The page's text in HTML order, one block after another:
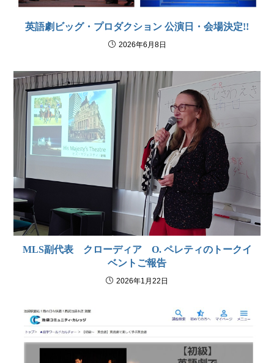
英語劇ビッグ・プロダクション 公演日・会場決定!!
2026年6月8日
MLS副代表 クローディア O. ペレティのトークイ
ベントご報告
2026年1月22日